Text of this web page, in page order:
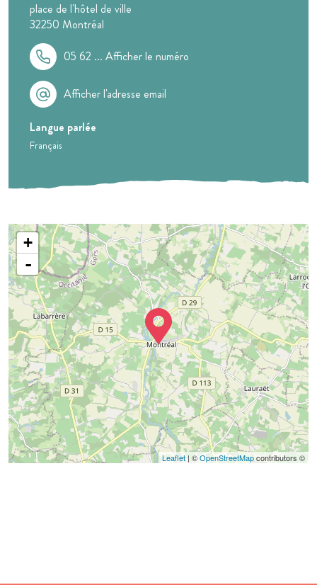
place de l'hôtel de ville
32250 Montréal
05 62 ... Afficher le numéro
Afficher l'adresse email
Langue parlée
Français
+
-
Leaflet | ©OpenStreetMapcontributors ©